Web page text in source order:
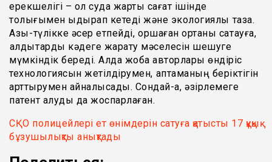
ерекшелігі – ол суда жарты сағат ішінде
толығымен ыдырап кетеді және экологиялық таза.
Азық-түлікке әсер етпейді, қоршаған ортаны сақтауға,
қалдықтарды кәдеге жарату мәселесін шешуге
мүмкіндік береді. Алда жоба авторлары өндіріс
технологиясын жетілдірумен, қаптаманың беріктігін
арттырумен айналысады. Сондай-ақ, әзірлемеге
патент алуды да жоспарлаған.
СҚО полицейлері ет өнімдерін сатуға қатысты 17 құқық
бұзушылықты анықтады